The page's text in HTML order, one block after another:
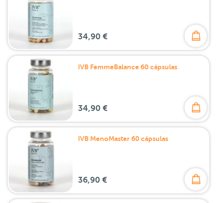
34,90 €
IVB FemmeBalance 60 cápsulas
34,90 €
IVB MenoMaster 60 cápsulas
36,90 €